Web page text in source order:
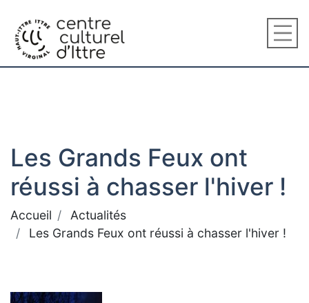
Les Grands Feux ont
réussi à chasser l'hiver !
Accueil
Actualités
Les Grands Feux ont réussi à chasser l'hiver !